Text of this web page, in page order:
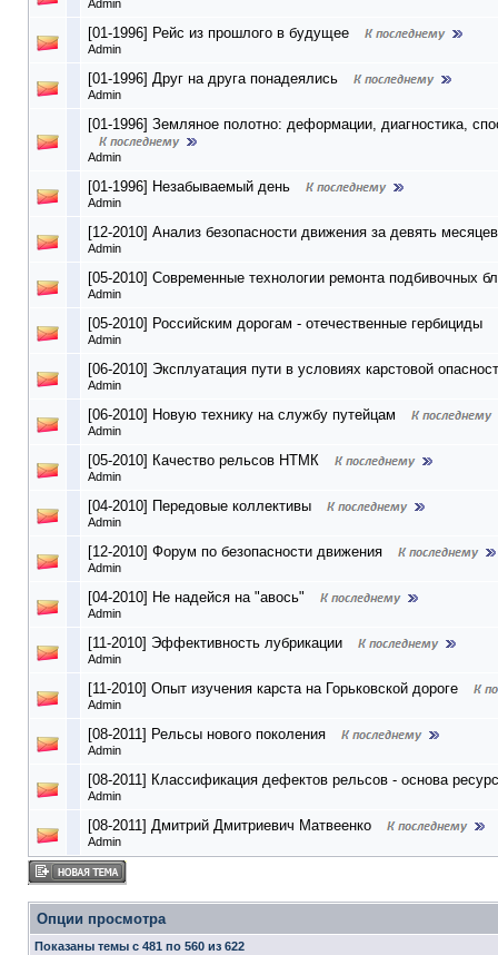
Admin
[01-1996] Рейс из прошлого в будущее
Admin
[01-1996] Друг на друга понадеялись
Admin
[01-1996] Земляное полотно: деформации, диагностика,
Admin
[01-1996] Незабываемый день
Admin
[12-2010] Анализ безопасности движения за девять
Admin
[05-2010] Современные технологии ремонта подбивочных
Admin
[05-2010] Российским дорогам - отечественные гербициды
Admin
[06-2010] Эксплуатация пути в условиях карстовой
Admin
[06-2010] Новую технику на службу путейцам
Admin
[05-2010] Качество рельсов НТМК
Admin
[04-2010] Передовые коллективы
Admin
[12-2010] Форум по безопасности движения
Admin
[04-2010] Не надейся на "авось"
Admin
[11-2010] Эффективность лубрикации
Admin
[11-2010] Опыт изучения карста на Горьковской дороге
Admin
[08-2011] Рельсы нового поколения
Admin
[08-2011] Классификация дефектов рельсов - основа
Admin
[08-2011] Дмитрий Дмитриевич Матвеенко
Admin
Опции просмотра
Показаны темы с 481 по 560 из 622